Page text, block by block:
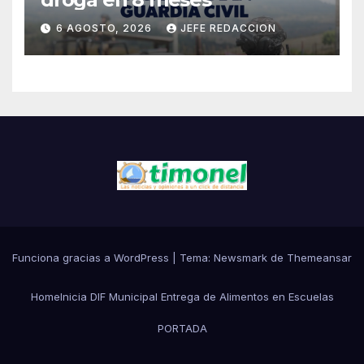
6 AGOSTO, 2026 JEFE REDACCION
Funciona gracias a WordPress Tema: Newsmark de Themeansar
HomeInicia DIF Municipal Entrega de Alimentos en Escuelas
PORTADA